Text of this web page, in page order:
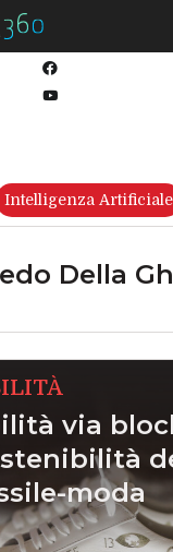
Intelligenza Artificiale
Della
via
moda